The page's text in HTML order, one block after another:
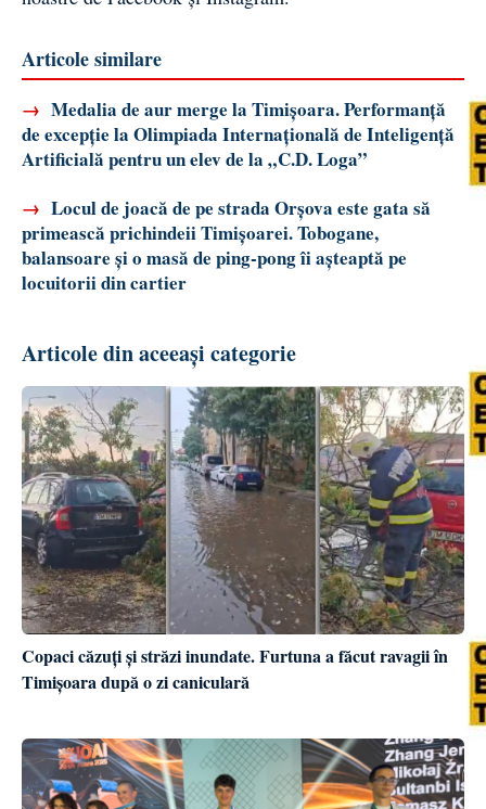
Articole similare
→ Medalia de aur merge la Timișoara. Performanță
de excepție la Olimpiada Internațională de Inteligență
Artificială pentru un elev de la „C.D. Loga”
→ Locul de joacă de pe strada Orșova este gata să
primească prichindeii Timișoarei. Tobogane,
balansoare și o masă de ping-pong îi așteaptă pe
locuitorii din cartier
Articole din aceeași categorie
Copaci căzuți și străzi inundate. Furtuna a făcut ravagii în
Timișoara după o zi caniculară